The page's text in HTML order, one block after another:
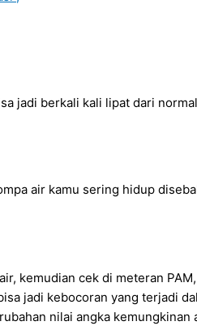
jadi berkali kali lipat dari
air kamu sering hidup
kemudian cek di meteran
jadi kebocoran yang terjadi
nilai angka kemungkinan